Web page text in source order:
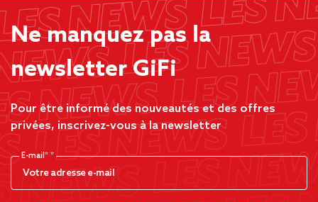
Ne manquez pas la
newsletter GiFi
Pour être informé des nouveautés et des offres
privées, inscrivez-vous à la newsletter
E-mail*